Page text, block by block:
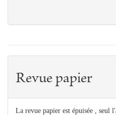
Revue papier
La revue papier est épuisée , seul